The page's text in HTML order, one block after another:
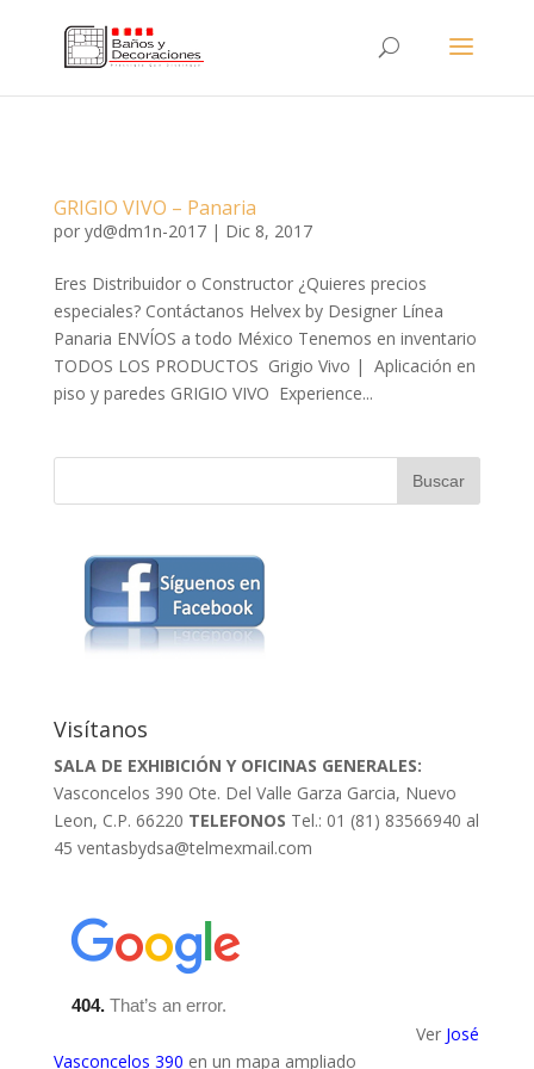
GRIGIO VIVO – Panaria
por yd@dm1n-2017| Dic 8, 2017
Eres Distribuidor o Constructor ¿Quieres precios
especiales? Contáctanos Helvex by Designer Línea
Panaria ENVÍOS a todo México Tenemos en inventario
TODOS LOS PRODUCTOS Grigio Vivo | Aplicación en
piso y paredes GRIGIO VIVO Experience...
Visítanos
SALA DE EXHIBICIÓN Y OFICINAS GENERALES:
Vasconcelos 390 Ote. Del Valle Garza Garcia, Nuevo
Leon, C.P. 66220 TELEFONOS Tel.: 01 (81) 83566940 al
45 ventasbydsa@telmexmail.com
Ver José
Vasconcelos 390 en un mapa ampliado